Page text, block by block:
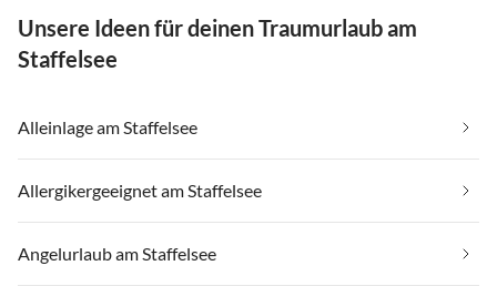
Unsere Ideen für deinen Traumurlaub am
Staffelsee
Alleinlage am Staffelsee
Allergikergeeignet am Staffelsee
Angelurlaub am Staffelsee